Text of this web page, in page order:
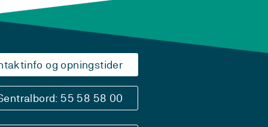
og opningstider
55 58 58 00